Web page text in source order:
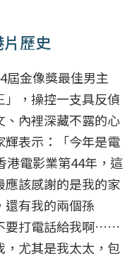
歷史
屆金像獎最佳男主
，操控一支具反偵
內裡深藏不露的心
表示：「今年是電
港電影業第44年，這
應該感謝的是我的家
還有我的兩個孫
要打電話給我啊……
，尤其是我太太，包